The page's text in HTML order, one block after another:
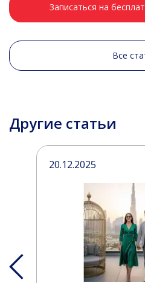
Записаться на
Все
Другие статьи
20.12.2025